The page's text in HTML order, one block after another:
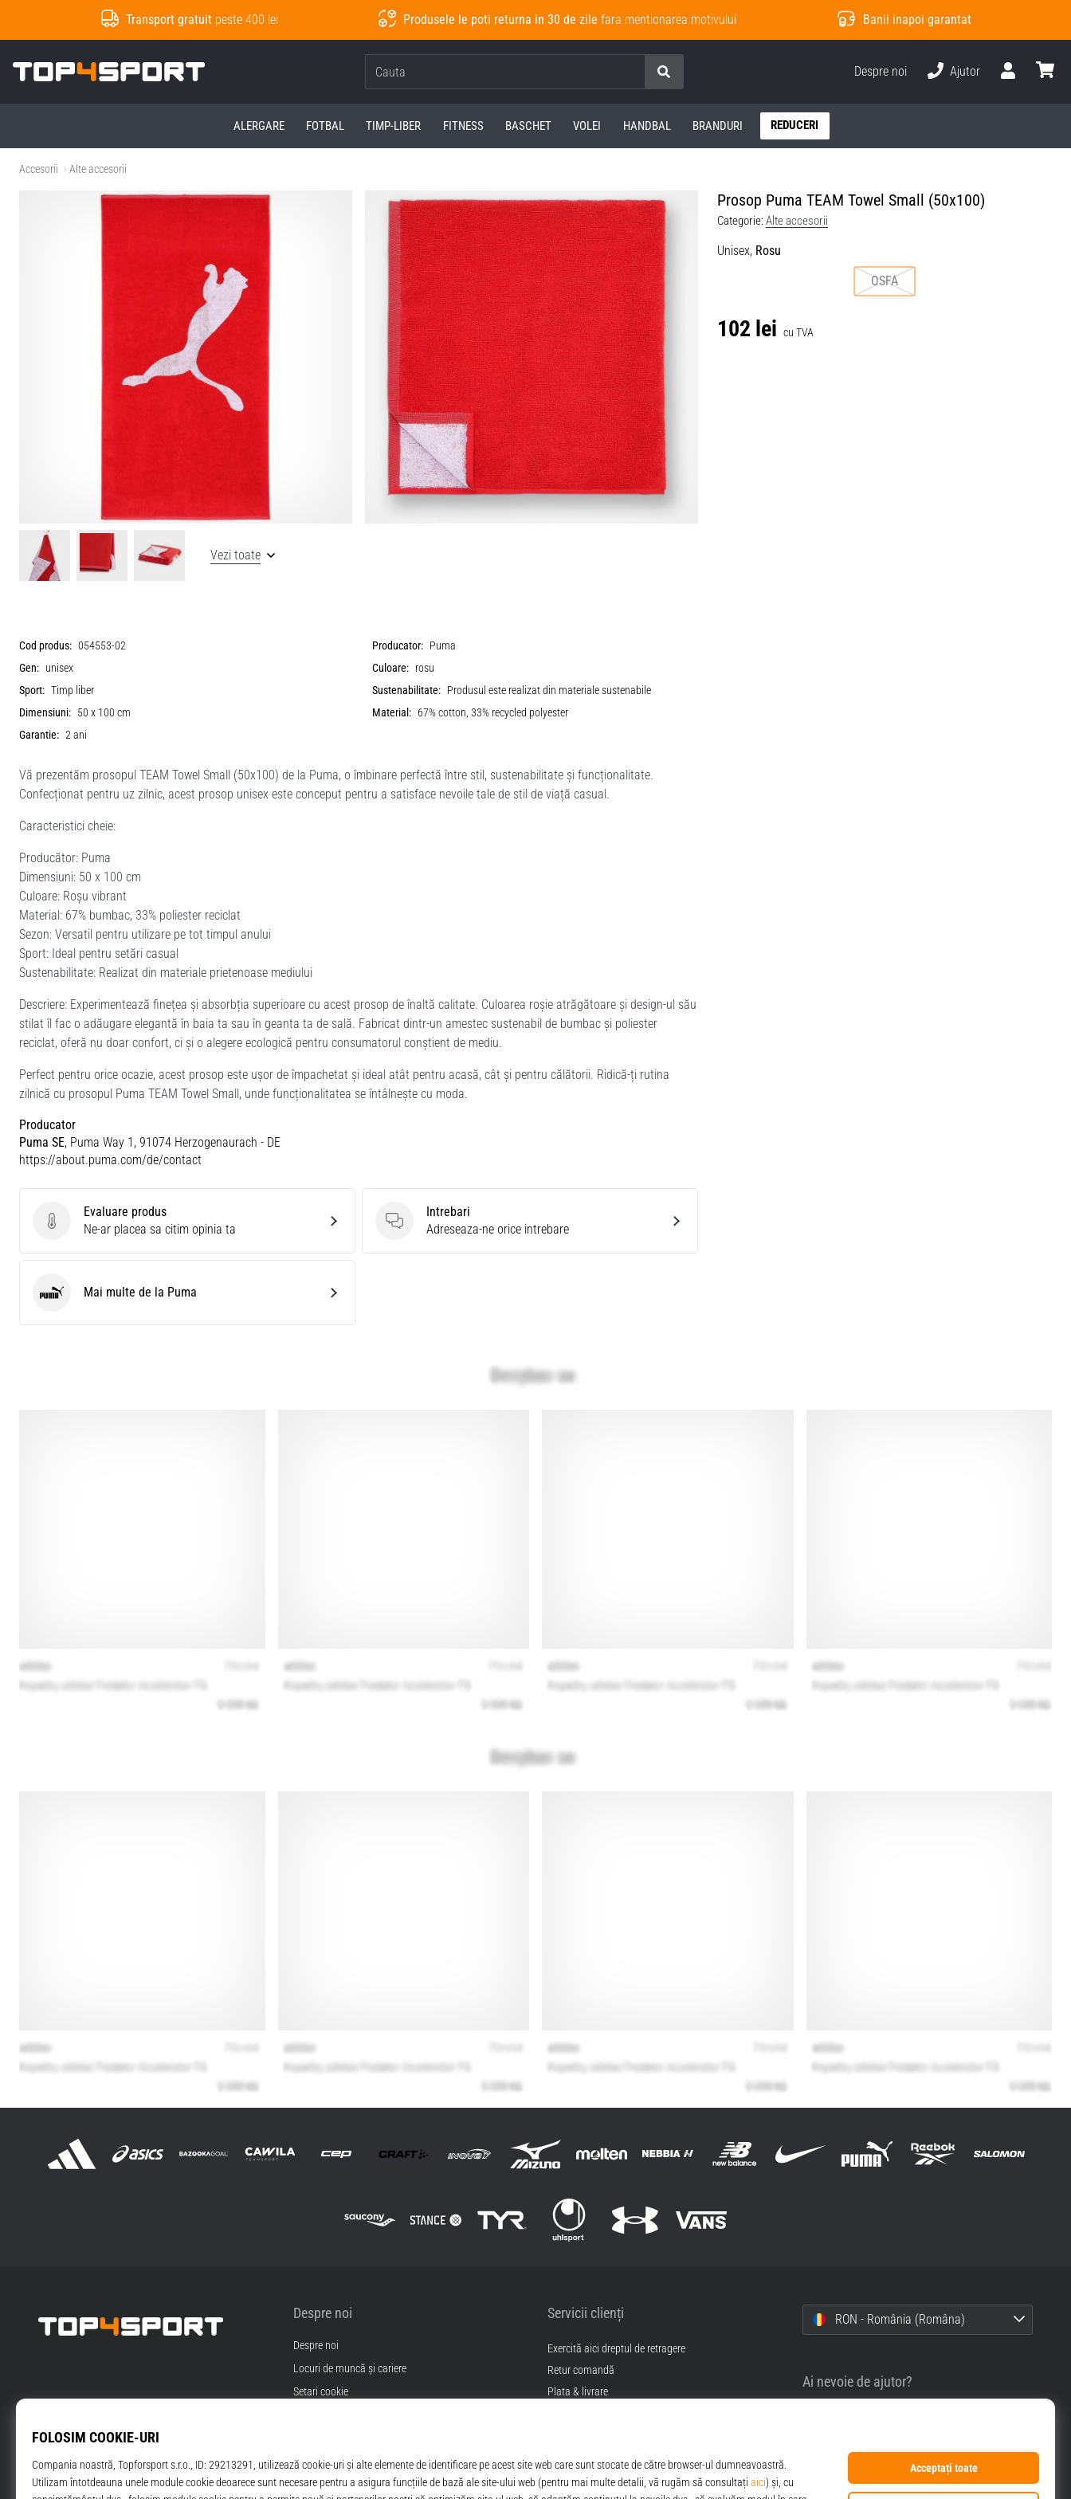
Transport gratuitpeste 400 lei Produsele le poti returna in 30 de zile fara mentionarea motivului Banii inapoi garantat
Top4Sport.ro
Cauta
Despre noi
Ajutor
ALERGARE FOTBAL TIMP-LIBER FITNESS BASCHET VOLEI HANDBAL BRANDURI REDUCERI
Accesorii Alte accesorii
Prosop Puma TEAM Towel Small (50x100)
Categorie:Alte accesorii
Unisex, Rosu
OSFA
102 lei cu TVA
Vezi toate
Cod produs: 054553-02 Producator: Puma
Gen: unisex Culoare: rosu
Sport: Timp liber Sustenabilitate: Produsul este realizat din materiale sustenabile
Dimensiuni: 50 x 100 cm Material: 67% cotton, 33% recycled polyester
Garantie: 2 ani
Vă prezentăm prosopul TEAM Towel Small (50x100) de la Puma, o îmbinare perfectă între stil, sustenabilitate și funcționalitate.
Confecționat pentru uz zilnic, acest prosop unisex este conceput pentru a satisface nevoile tale de stil de viață casual.
Caracteristici cheie:
Producător: Puma
Dimensiuni: 50 x 100 cm
Culoare: Roșu vibrant
Material: 67% bumbac, 33% poliester reciclat
Sezon: Versatil pentru utilizare pe tot timpul anului
Sport: Ideal pentru setări casual
Sustenabilitate: Realizat din materiale prietenoase mediului
Descriere: Experimentează finețea și absorbția superioare cu acest prosop de înaltă calitate. Culoarea roșie atrăgătoare și design-ul său
stilat îl fac o adăugare elegantă în baia ta sau în geanta ta de sală. Fabricat dintr-un amestec sustenabil de bumbac și poliester
reciclat, oferă nu doar confort, ci și o alegere ecologică pentru consumatorul conștient de mediu.
Perfect pentru orice ocazie, acest prosop este ușor de împachetat și ideal atât pentru acasă, cât și pentru călătorii. Ridică-ți rutina
zilnică cu prosopul Puma TEAM Towel Small, unde funcționalitatea se întâlnește cu moda.
Producator
Puma SE, Puma Way 1, 91074 Herzogenaurach - DE
https://about.puma.com/de/contact
Evaluare produs
Evaluare produs
Ne-ar placea sa citim opinia ta
Intrebari
Intrebari
Adreseaza-ne orice intrebare
Puma Mai multe de la Puma
Despre noi
Despre noi
Locuri de muncă și cariere
Setari cookie
Servicii clienți
Exercită aici dreptul de retragere
Retur comandă
Plata & livrare
Politica de confidentialitate
ANPC
RON - România (Româna)
Ai nevoie de ajutor?
info@top4sport.ro